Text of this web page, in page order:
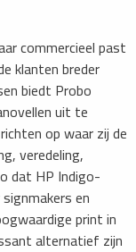
commercieel past
klanten­ breder
biedt Probo
uit te
op waar zij de
veredeling,
dat HP Indigo-
en
print in
alternatief zijn